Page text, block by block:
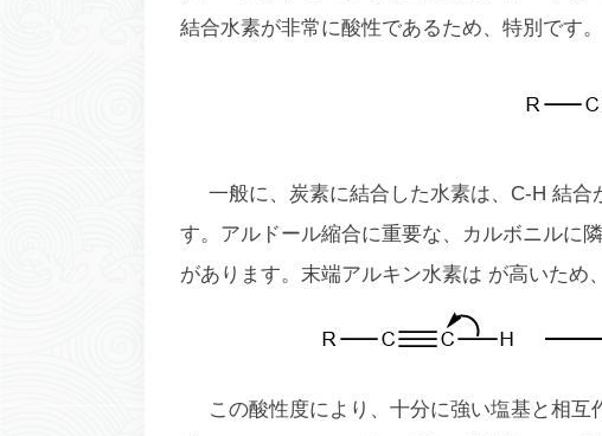
結合水素が非常に酸性であるため、特別です。
一般に、炭素に結合した水素は、C-H 結
す。アルドール縮合に重要な、カルボニルに
があります。末端アルキン水素は が高いため
この酸性度​​により、十分に強い塩基と相